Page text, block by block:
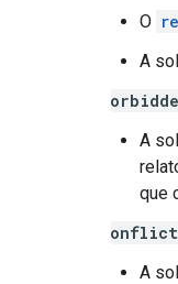
O
A
A
que
Conflict
A